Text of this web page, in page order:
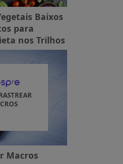
Baixos
para
nos Trilhos
Macros